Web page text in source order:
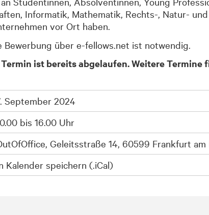
Informatik, Mathematik, Rechts-, Natur-
vor Ort haben.
Bewerbung über e-fellows.net ist notwendig.
ist bereits abgelaufen. Weitere Termine
September 2024
bis 16.00 Uhr
Geleitsstraße 14, 60599 Frankfurt am
Kalender speichern (.iCal)